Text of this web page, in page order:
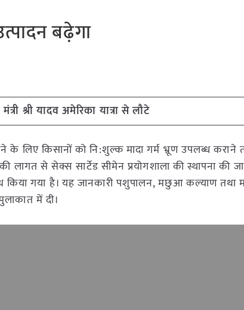
बढ़ेगा
श्री यादव अमेरिका यात्रा से लौटे
लिए किसानों को नि:शुल्क मादा गर्म भ्रूण उपलब्ध कराने
से सेक्स सार्टेड सीमेन प्रयोगशाला की स्थापना की
गया है। यह जानकारी पशुपालन, मछुआ कल्याण तथा
में दी।